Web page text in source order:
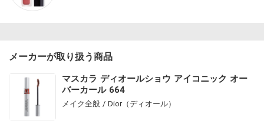
メーカーが取り扱う商品
マスカラ ディオールショウ アイコニック オー
バーカール 664
メイク全般 / Dior（ディオール）